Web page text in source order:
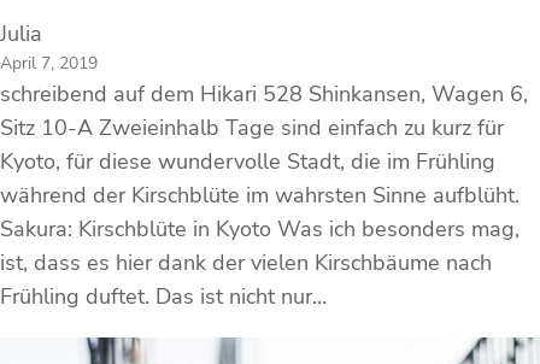
Julia
April 7, 2019
schreibend auf dem Hikari 528 Shinkansen, Wagen 6,
Sitz 10-A Zweieinhalb Tage sind einfach zu kurz für
Kyoto, für diese wundervolle Stadt, die im Frühling
während der Kirschblüte im wahrsten Sinne aufblüht.
Sakura: Kirschblüte in Kyoto Was ich besonders mag,
ist, dass es hier dank der vielen Kirschbäume nach
Frühling duftet. Das ist nicht nur…